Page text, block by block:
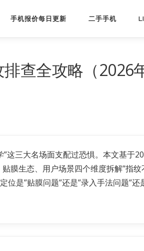
手机报价每日更新 二手手机
查全攻略（2026
这三大名场面支配过恐惧。本文基于
膜生态、用户场景四个维度拆解”指纹
是”贴膜问题”还是”录入手法问题”还